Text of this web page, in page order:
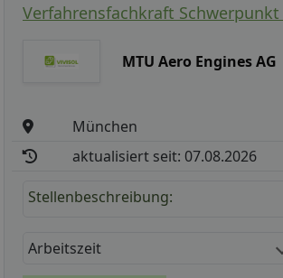
Verfahrensfachkraft
MTU Aero Engines AG
München
aktualisiert seit: 07.08.2026
Stellenbeschreibung:
Arbeitszeit